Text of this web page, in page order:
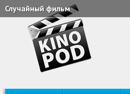
Случайный фильм